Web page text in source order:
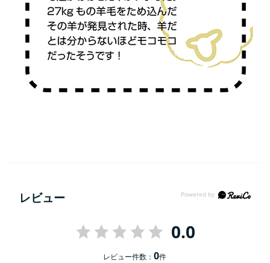
レビュー
0.0
レビュー件数：0件